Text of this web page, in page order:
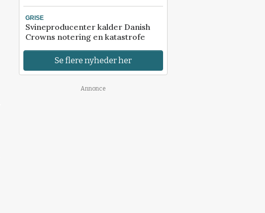
GRISE
Svineproducenter kalder Danish
Crowns notering en katastrofe
Se flere nyheder her
Annonce